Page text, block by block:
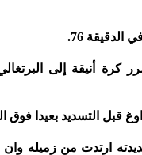
76.
كرة أنيقة إلى
ارتدت من زميله وان